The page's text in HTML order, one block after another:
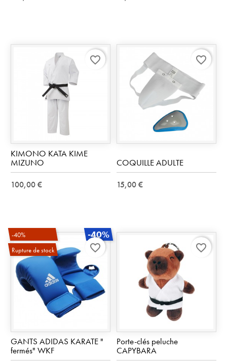
KIMONO KATA KIME
MIZUNO
100,00 €
favorite_border
COQUILLE ADULTE
15,00 €
favorite_border
-40%
Rupture de stock
-40%
GANTS ADIDAS KARATE "
fermés" WKF
favorite_border
Porte-clés peluche
CAPYBARA
favorite_border